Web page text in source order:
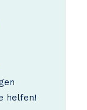
helfen!